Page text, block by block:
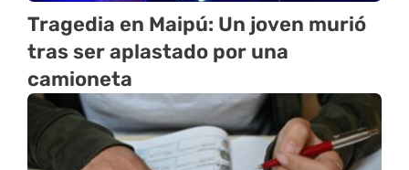
Tragedia en Maipú: Un joven murió
tras ser aplastado por una
camioneta